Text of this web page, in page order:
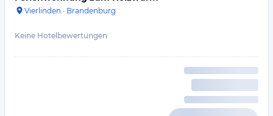
Vierlinden · Brandenburg
Keine Hotelbewertungen